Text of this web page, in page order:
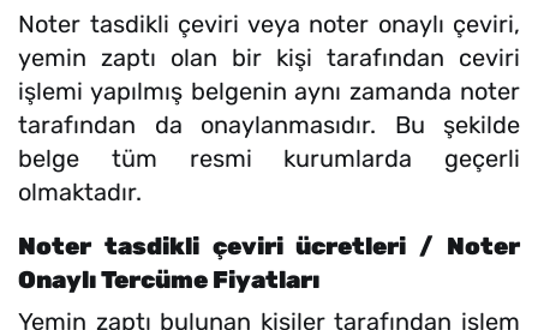
Noter tasdikli çeviri veya noter onaylı çeviri,
yemin zaptı olan bir kişi tarafından ceviri
işlemi yapılmış belgenin aynı zamanda noter
tarafından da onaylanmasıdır. Bu şekilde
belge tüm resmi kurumlarda geçerli
olmaktadır.
Noter tasdikli çeviri ücretleri / Noter
Onaylı Tercüme Fiyatları
Yemin zaptı bulunan kişiler tarafından işlem